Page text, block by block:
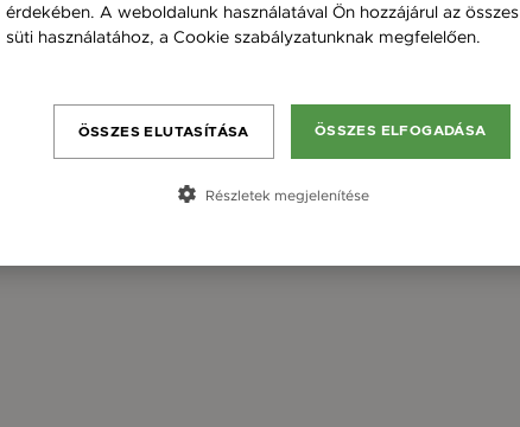
érdekében. A weboldalunk használatával Ön hozzájárul az összes
süti használatához, a Cookie szabályzatunknak megfelelően.
ÖSSZES ELFOGADÁSA
ÖSSZES ELUTASÍTÁSA
Részletek megjelenítése